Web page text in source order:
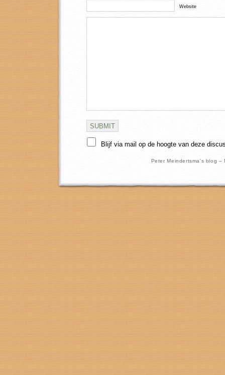
Website
Blijf via mail op de hoogte van deze
Peter Meindertsma's blog